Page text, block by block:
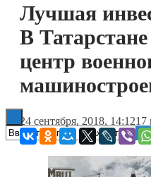
Технологии
Книги
Лучшая
В
центр
24 сентября, 2018, 14:1217